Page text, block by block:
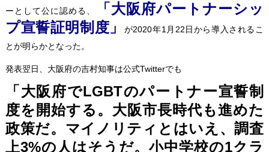
ーとして公に認める、
「大阪府パートナーシッ
プ宣誓証明制度」
が2020年1月22日から導入されるこ
とが明らかとなった。
発表翌日、大阪府の吉村知事は公式Twitterでも
「大阪府でLGBTのパートナー宣誓制
度を開始する。大阪市長時代も進めた
政策だ。マイノリティとはいえ、調査
上3%の人はそうだ。小中学校の1クラ